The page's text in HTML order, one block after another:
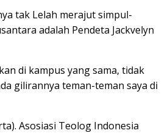
tak Lelah merajut simpul-
adalah Pendeta Jackvelyn
di kampus yang sama, tidak
gilirannya teman-teman saya di
Asosiasi Teolog Indonesia